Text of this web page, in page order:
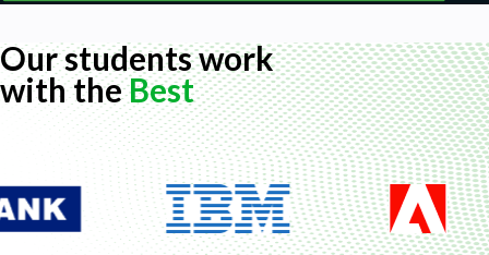
Our students work
with theBest